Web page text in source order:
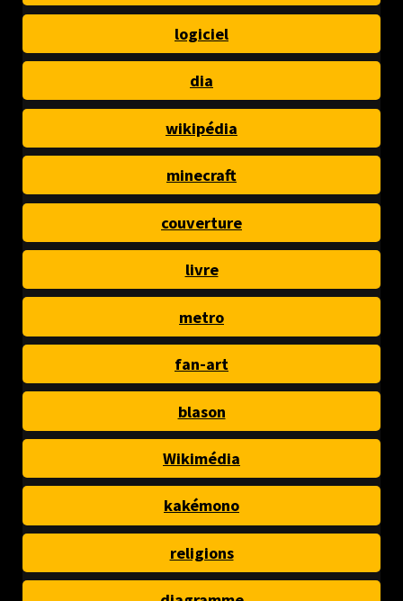
logiciel
dia
wikipédia
minecraft
couverture
livre
metro
fan-art
blason
Wikimédia
kakémono
religions